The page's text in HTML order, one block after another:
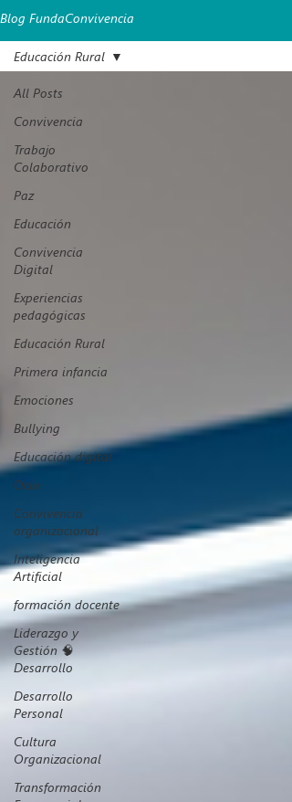
Blog FundaConvivencia
All Posts
Convivencia
Trabajo
Colaborativo
Paz
Educación
Convivencia
Digital
Experiencias
pedagógicas
Educación Rural
Primera infancia
Emociones
Bullying
Educación digital
Ocio
Convivencia
organizacional
Inteligencia
Artificial
formación docente
Liderazgo y
Gestión 🧠
Desarrollo
Desarrollo
Personal
Cultura
Organizacional
Transformación
Educación Rural